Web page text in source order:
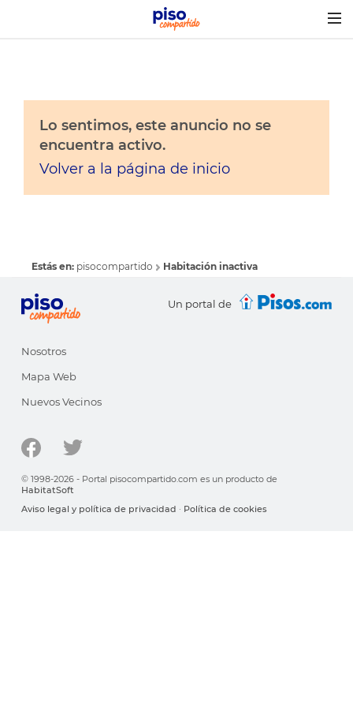
Lo sentimos, este anuncio no se
encuentra activo.
Volver a la página de inicio
Estás en: pisocompartido Habitación inactiva
Un portal de
Nosotros
Mapa Web
Nuevos Vecinos
© 1998-2026 - Portal pisocompartido.com es un producto de
HabitatSoft
Aviso legal y política de privacidad · Política de cookies